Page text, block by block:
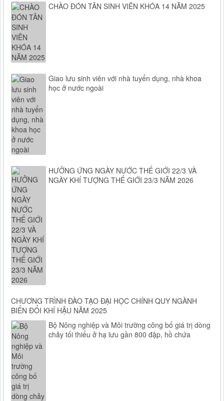
CHÀO ĐÓN TÂN SINH VIÊN KHÓA 14 NĂM 2025
Giao lưu sinh viên với nhà tuyển dụng, nhà khoa
học ở nước ngoài
HƯỞNG ỨNG NGÀY NƯỚC THẾ GIỚI 22/3 VÀ
NGÀY KHÍ TƯỢNG THẾ GIỚI 23/3 NĂM 2026
CHƯƠNG TRÌNH ĐÀO TẠO ĐẠI HỌC CHÍNH QUY NGÀNH
BIẾN ĐỔI KHÍ HẬU NĂM 2025
Bộ Nông nghiệp và Môi trường công bố giá trị dòng
chảy tối thiểu ở hạ lưu gần 800 đập, hồ chứa